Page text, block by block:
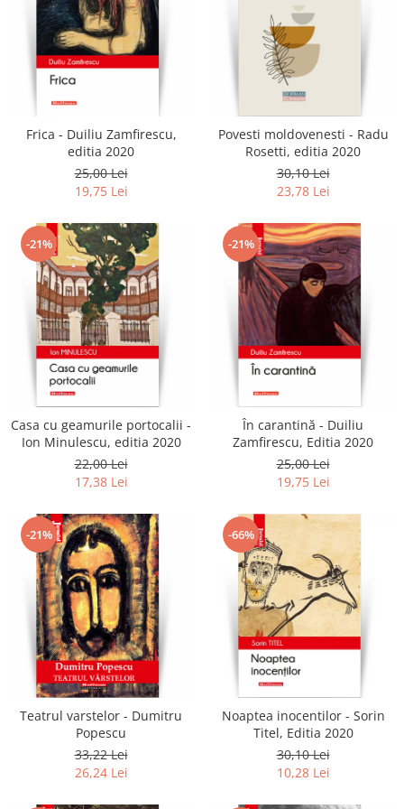
Frica - Duiliu Zamfirescu,
editia 2020
25,00 Lei
19,75 Lei
Povesti moldovenesti - Radu
Rosetti, editia 2020
30,10 Lei
23,78 Lei
-21%
Casa cu geamurile portocalii -
Ion Minulescu, editia 2020
22,00 Lei
17,38 Lei
-21%
În carantină - Duiliu
Zamfirescu, Editia 2020
25,00 Lei
19,75 Lei
-21%
Teatrul varstelor - Dumitru
Popescu
33,22 Lei
26,24 Lei
-66%
Noaptea inocentilor - Sorin
Titel, Editia 2020
30,10 Lei
10,28 Lei